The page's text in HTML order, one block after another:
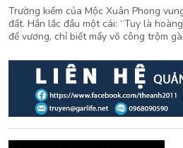
Trường kiếm của Mộc Xuân Phong
đất. Hắn lắc đầu một cái: “Tuy là
đế vương, chỉ biết mấy võ công trộm